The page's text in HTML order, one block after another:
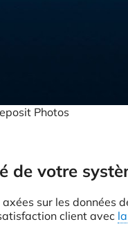
Photos
de votre
sur les données
client avec